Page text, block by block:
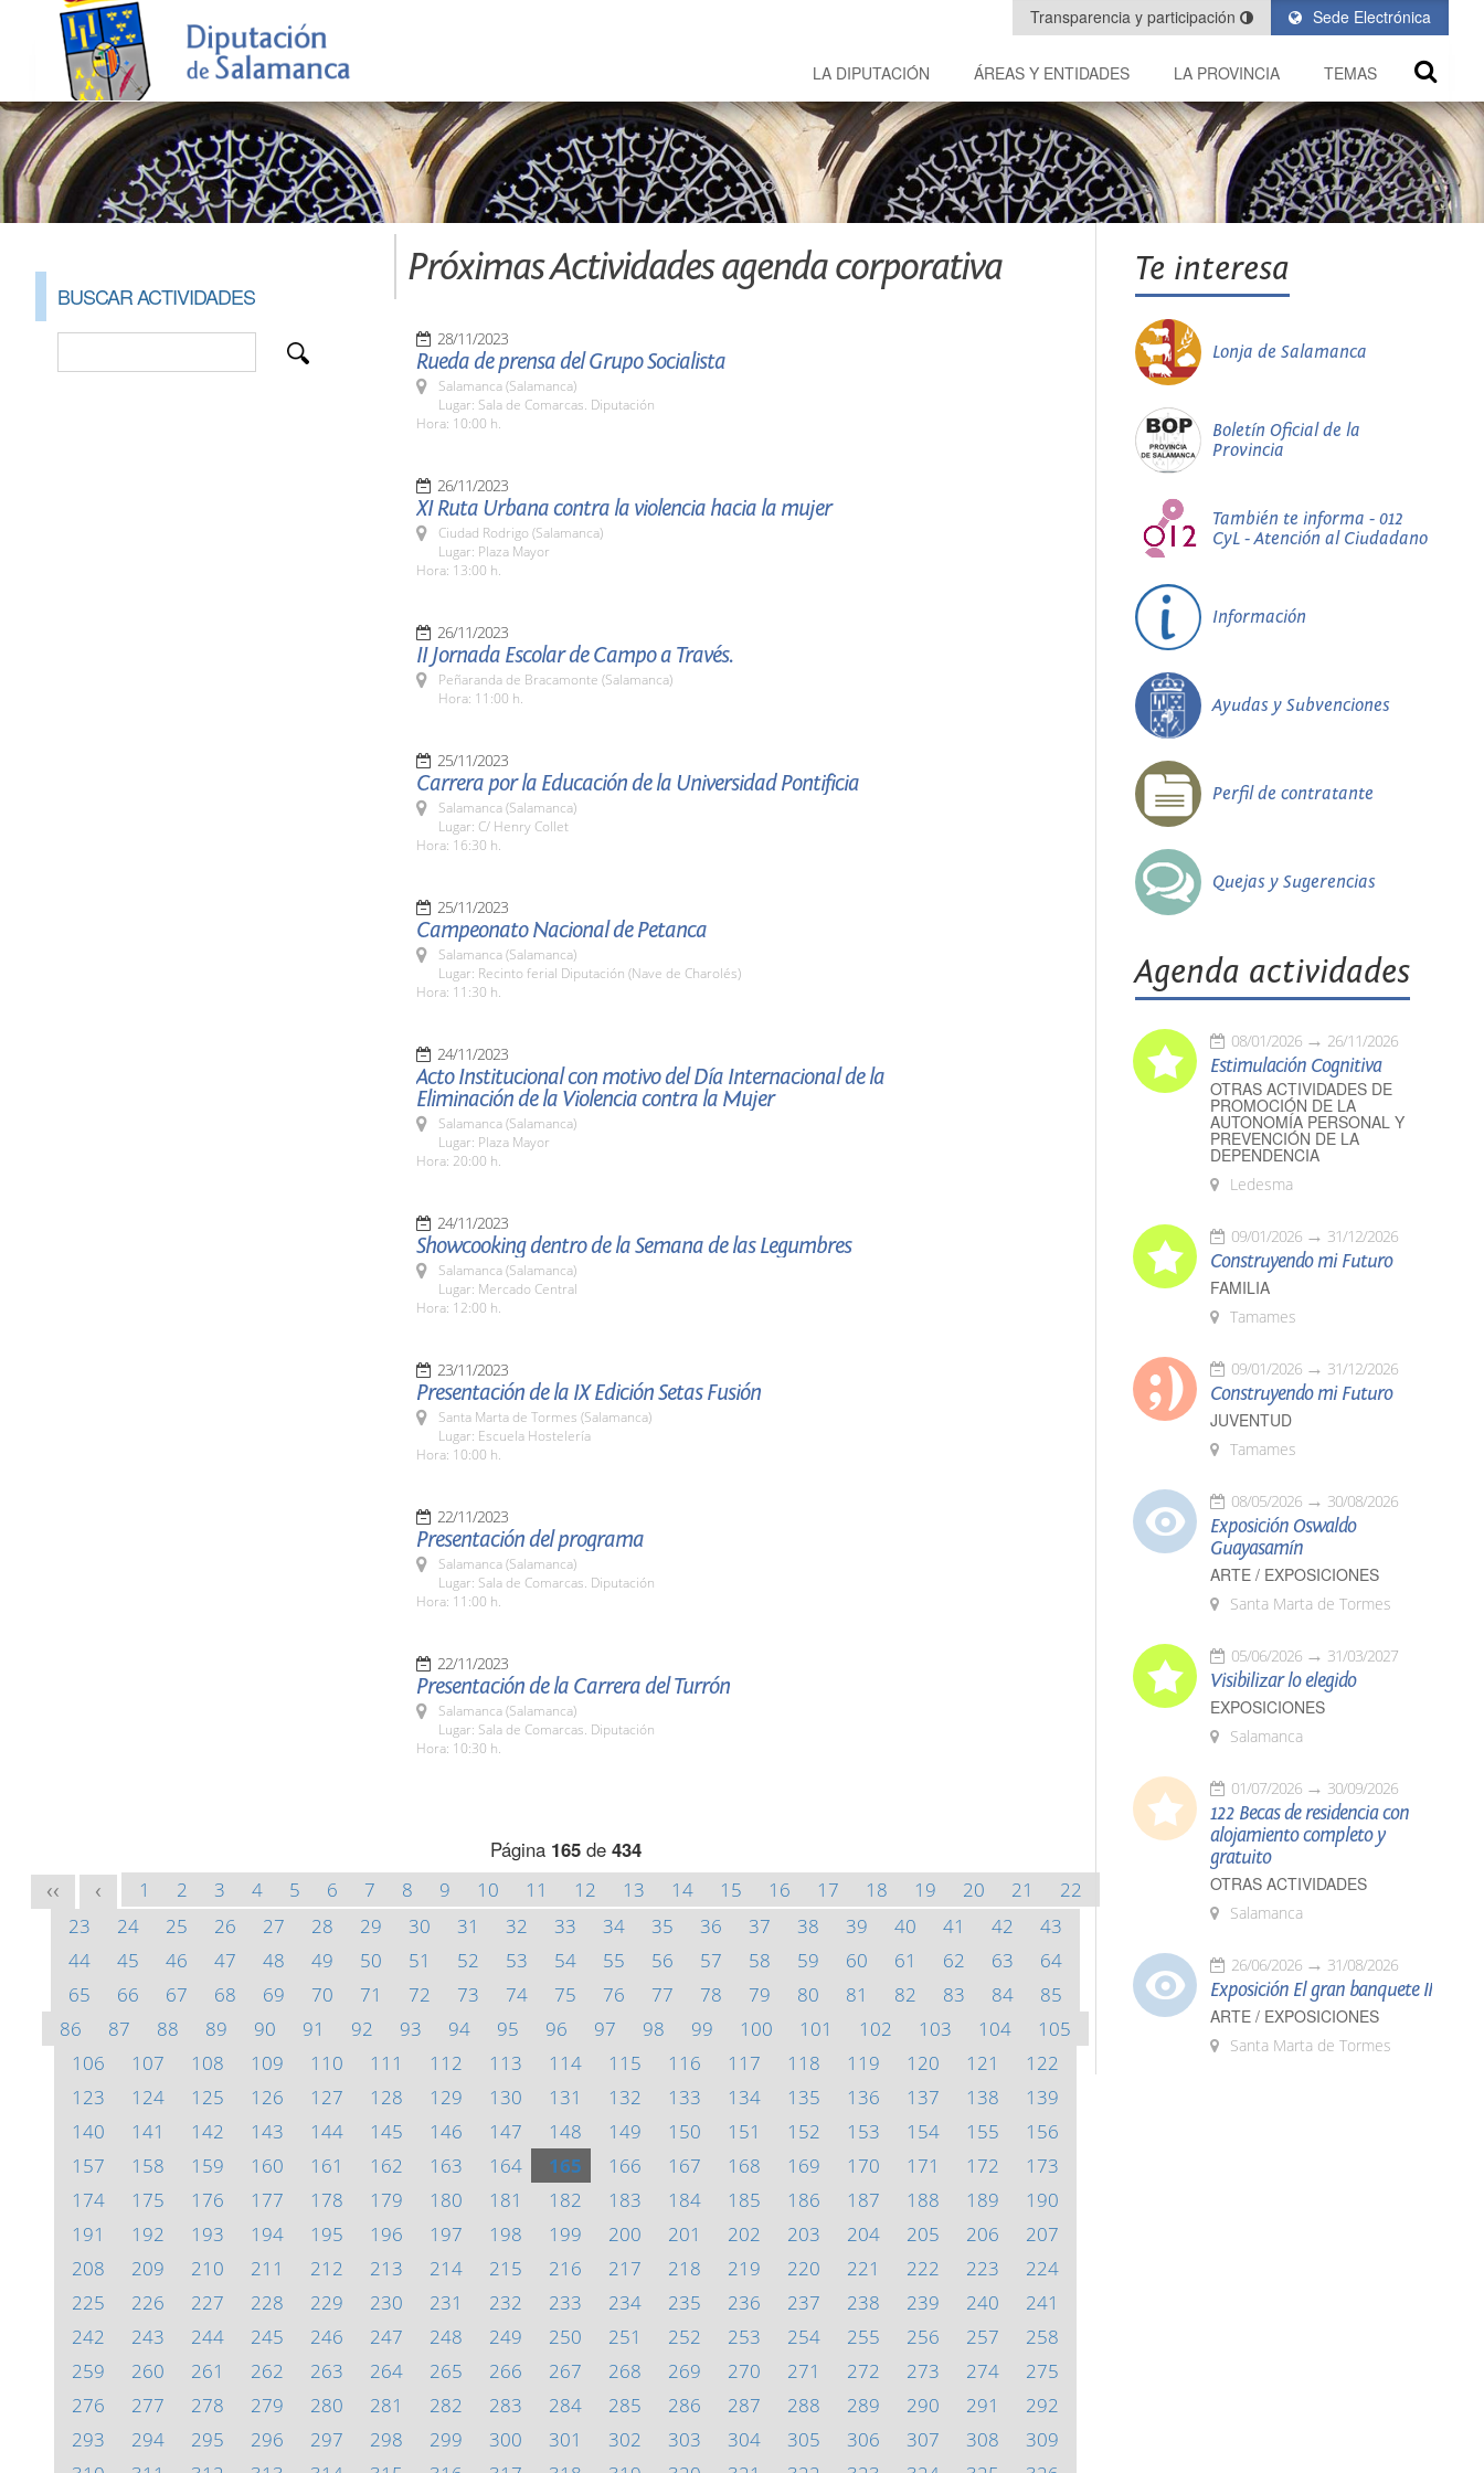
Sede Electrónica
Transparencia y participación
LA DIPUTACIÓN ÁREAS Y ENTIDADES LA PROVINCIA TEMAS
BUSCAR ACTIVIDADES
Próximas Actividades agenda corporativa
28/11/2023
Rueda de prensa del Grupo Socialista
Salamanca (Salamanca)
Lugar: Sala de Comarcas. Diputación
Hora: 10:00 h.
26/11/2023
XI Ruta Urbana contra la violencia hacia la mujer
Ciudad Rodrigo (Salamanca)
Lugar: Plaza Mayor
Hora: 13:00 h.
26/11/2023
II Jornada Escolar de Campo a Través.
Peñaranda de Bracamonte (Salamanca)
Hora: 11:00 h.
25/11/2023
Carrera por la Educación de la Universidad Pontificia
Salamanca (Salamanca)
Lugar: C/ Henry Collet
Hora: 16:30 h.
25/11/2023
Campeonato Nacional de Petanca
Salamanca (Salamanca)
Lugar: Recinto ferial Diputación (Nave de Charolés)
Hora: 11:30 h.
24/11/2023
Acto Institucional con motivo del Día Internacional de la
Eliminación de la Violencia contra la Mujer
Salamanca (Salamanca)
Lugar: Plaza Mayor
Hora: 20:00 h.
24/11/2023
Showcooking dentro de la Semana de las Legumbres
Salamanca (Salamanca)
Lugar: Mercado Central
Hora: 12:00 h.
23/11/2023
Presentación de la IX Edición Setas Fusión
Santa Marta de Tormes (Salamanca)
Lugar: Escuela Hostelería
Hora: 10:00 h.
22/11/2023
Presentación del programa
Salamanca (Salamanca)
Lugar: Sala de Comarcas. Diputación
Hora: 11:00 h.
22/11/2023
Presentación de la Carrera del Turrón
Salamanca (Salamanca)
Lugar: Sala de Comarcas. Diputación
Hora: 10:30 h.
Página 165de 434
<< < 1 2 3 4 5 6 7 8 9 10 11 12 13 14 15 16 17 18 19 20 21
22
23
24 25 26 27 28 29 30 31 32 33 34 35 36 37 38 39 40 41 42
43
44
45 46 47 48 49 50 51 52 53 54 55 56 57 58 59 60 61 62 63
64
65
66 67 68 69 70 71 72 73 74 75 76 77 78 79 80 81 82 83 84
85
86
87 88 89 90 91 92 93 94 95 96 97 98 99 100 101 102 103 104
105
106
107 108 109 110 111 112 113 114 115 116 117 118 119 120 121
122
123
124 125 126 127 128 129 130 131 132 133 134 135 136 137 138
139
140
141 142 143 144 145 146 147 148 149 150 151 152 153 154 155
156
157
158 159 160 161 162 163 164 165 166 167 168 169 170 171 172
173
174
175 176 177 178 179 180 181 182 183 184 185 186 187 188 189
190
191
192 193 194 195 196 197 198 199 200 201 202 203 204 205 206
207
208
209 210 211 212 213 214 215 216 217 218 219 220 221 222 223
224
225
226 227 228 229 230 231 232 233 234 235 236 237 238 239 240
241
242
243 244 245 246 247 248 249 250 251 252 253 254 255 256 257
258
259
260 261 262 263 264 265 266 267 268 269 270 271 272 273 274
275
276
277 278 279 280 281 282 283 284 285 286 287 288 289 290 291
292
293
294 295 296 297 298 299 300 301 302 303 304 305 306 307 308
309
Te interesa
Lonja de Salamanca
Boletín Oficial de la
Provincia
También te informa - 012
CyL - Atención al Ciudadano
Información
Ayudas y Subvenciones
Perfil de contratante
Quejas y Sugerencias
Agenda actividades
08/01/2026 26/11/2026
Estimulación Cognitiva
OTRAS ACTIVIDADES DE
PROMOCIÓN DE LA
AUTONOMÍA PERSONAL Y
PREVENCIÓN DE LA
DEPENDENCIA
Ledesma
09/01/2026 31/12/2026
Construyendo mi Futuro
FAMILIA
Tamames
09/01/2026 31/12/2026
Construyendo mi Futuro
JUVENTUD
Tamames
08/05/2026 30/08/2026
Exposición Oswaldo
Guayasamín
ARTE / EXPOSICIONES
Santa Marta de Tormes
05/06/2026 31/03/2027
Visibilizar lo elegido
EXPOSICIONES
Salamanca
01/07/2026 30/09/2026
122 Becas de residencia con
alojamiento completo y
gratuito
OTRAS ACTIVIDADES
Salamanca
26/06/2026 31/08/2026
Exposición El gran banquete II
ARTE / EXPOSICIONES
Santa Marta de Tormes